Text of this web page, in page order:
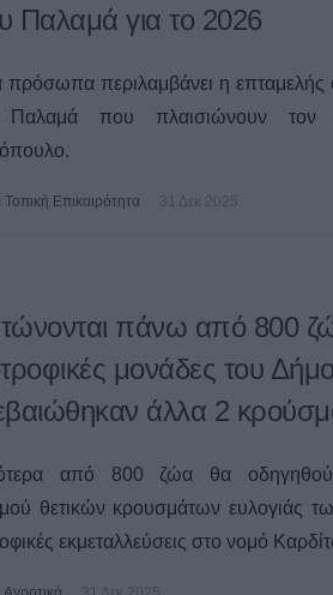
Παλαμά για το 2026
πρόσωπα περιλαμβάνει η επταμελής
που πλαισιώνουν τον
Τοπική Επικαιρότητα 31 Δεκ 2025
πάνω από 800
μονάδες του
άλλα 2
από 800 ζώα θα
θετικών κρουσμάτων ευλογιάς
εκμεταλλεύσεις στο νομό